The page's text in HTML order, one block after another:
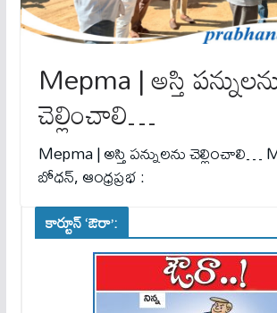
Mepma | అస్తి
చెల్లించాలి…
Mepma | అస్తి పన్నులను చెల్లించాలి…
బోధన్, ఆంధ్రప్రభ :
కార్టూన్ ‘ఔరా’: